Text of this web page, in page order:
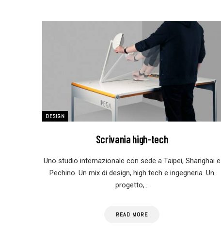
DESIGN
Scrivania high-tech
Uno studio internazionale con sede a Taipei, Shanghai e
Pechino. Un mix di design, high tech e ingegneria. Un
progetto,…
READ MORE